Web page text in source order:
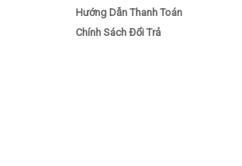
Hướng Dẫn Thanh Toán
Chính Sách Đổi Trả